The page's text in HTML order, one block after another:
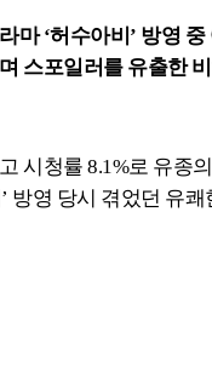
마 ‘허수아비’ 방영
스포일러를 유출한
시청률 8.1%로 유종
방영 당시 겪었던 유